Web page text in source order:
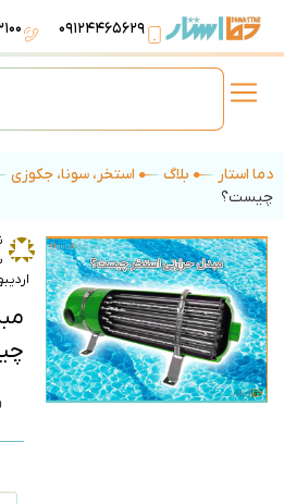
۰۹۱۲۴۴۶۵۶۲۹
دما استار بلاگ استخر، سونا، جکوزی
چیست؟